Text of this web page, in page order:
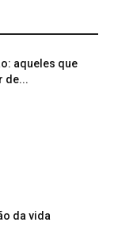
aqueles que
de...
da vida